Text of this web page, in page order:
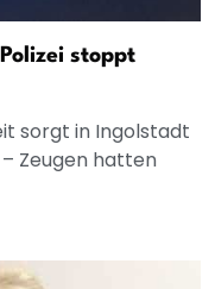
stoppt
sorgt in Ingolstadt
Zeugen hatten